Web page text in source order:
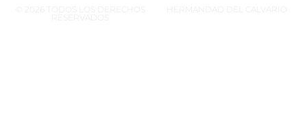
HERMANDAD DEL CALVARIO